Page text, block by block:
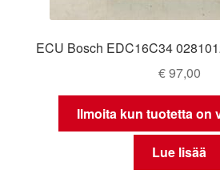
ECU Bosch EDC16C34
€97,00
Ilmoita kun tuotetta on
Lue lisää